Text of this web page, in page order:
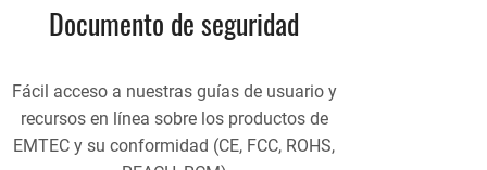
Documento de seguridad
Fácil acceso a nuestras guías de usuario y
recursos en línea sobre los productos de
EMTEC y su conformidad (CE, FCC, ROHS,